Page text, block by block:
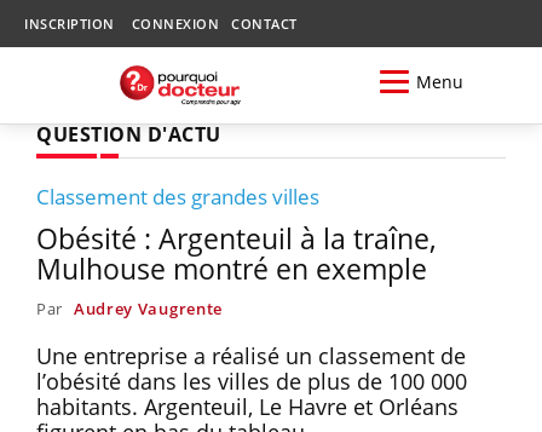
INSCRIPTION CONNEXION CONTACT
Menu
QUESTION D'ACTU
Classement des grandes villes
Obésité : Argenteuil à la traîne,
Mulhouse montré en exemple
Par Audrey Vaugrente
Une entreprise a réalisé un classement de
l’obésité dans les villes de plus de 100 000
habitants. Argenteuil, Le Havre et Orléans